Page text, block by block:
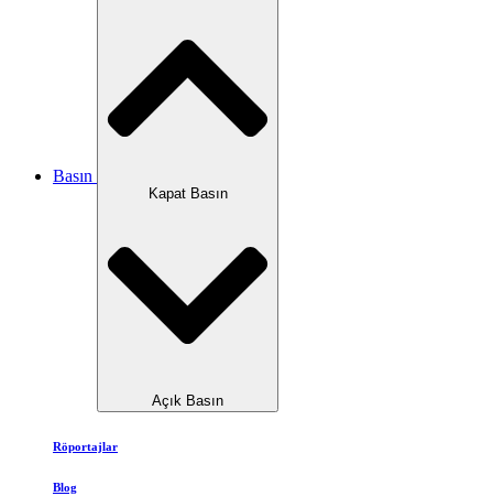
Basın
Kapat Basın
Açık Basın
Röportajlar
Blog